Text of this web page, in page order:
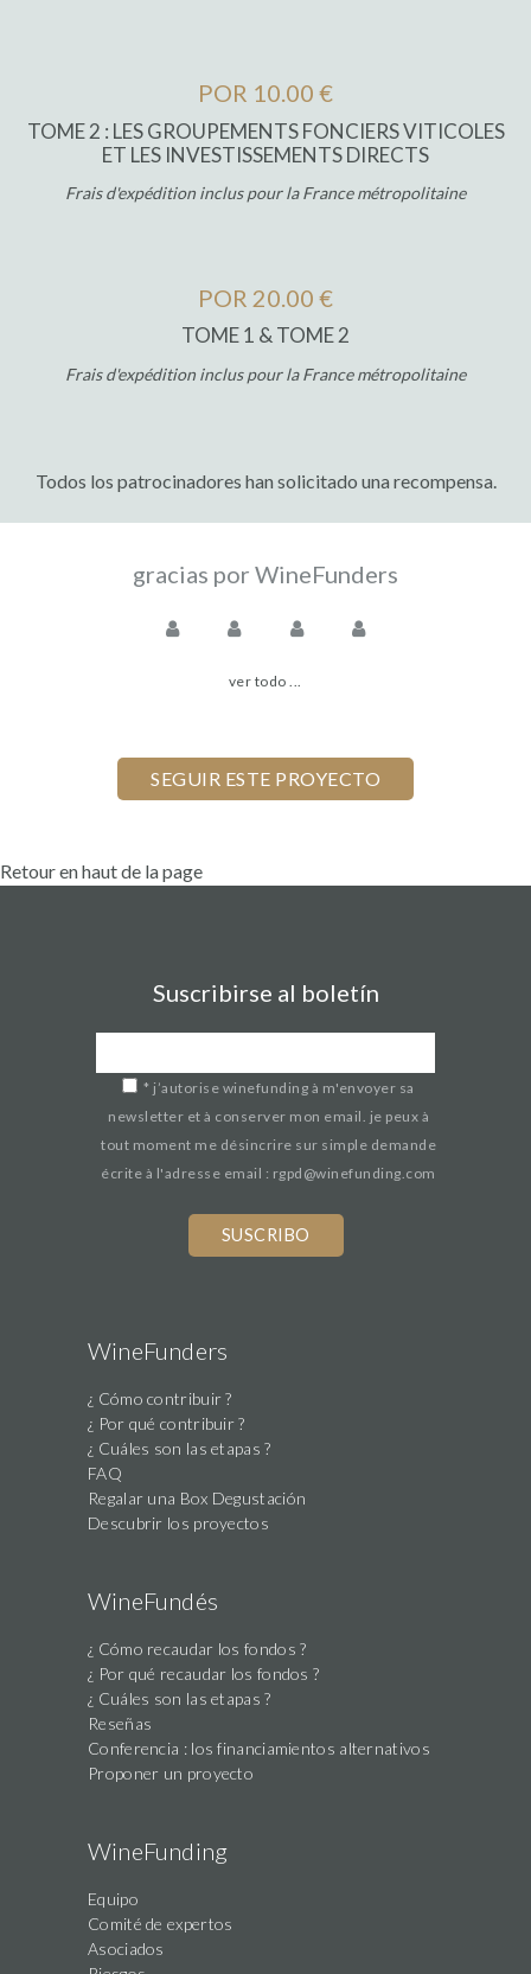
POR 10.00 €
TOME 2 : LES GROUPEMENTS FONCIERS VITICOLES
ET LES INVESTISSEMENTS DIRECTS
Frais d'expédition inclus pour la France métropolitaine
POR 20.00 €
TOME 1 & TOME 2
Frais d'expédition inclus pour la France métropolitaine
Todos los patrocinadores han solicitado una recompensa.
gracias por WineFunders
ver todo ...
Retour en haut de la page
Suscribirse al boletín
* j’autorise winefunding à m'envoyer sa
newsletter et à conserver mon email. je peux à
tout moment me désincrire sur simple demande
écrite à l'adresse email : rgpd@winefunding.com
WineFunders
¿ Cómo contribuir ?
¿ Por qué contribuir ?
¿ Cuáles son las etapas ?
FAQ
Regalar una Box Degustación
Descubrir los proyectos
WineFundés
¿ Cómo recaudar los fondos ?
¿ Por qué recaudar los fondos ?
¿ Cuáles son las etapas ?
Reseñas
Conferencia : los financiamientos alternativos
Proponer un proyecto
WineFunding
Equipo
Comité de expertos
Asociados